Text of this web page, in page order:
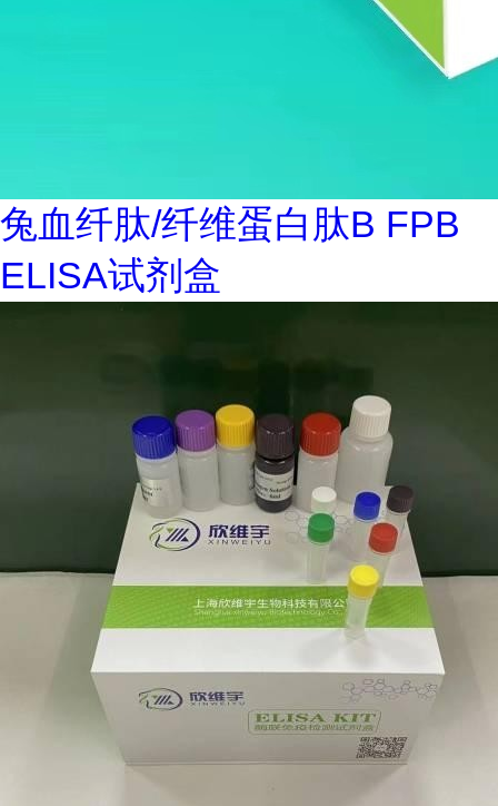
兔血纤肽/纤维蛋白肽B FPB
ELISA试剂盒